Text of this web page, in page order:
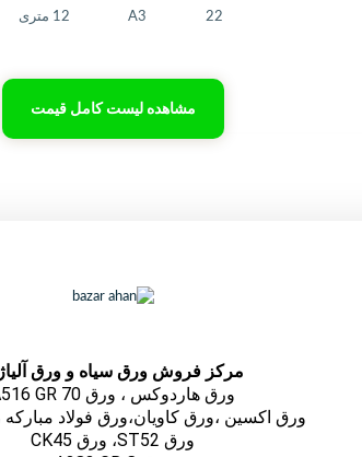
22
A3 12 متری
مشاهده لیست کامل قیمت
مركز فروش ورق سياه و ورق
ورق هاردوکس ، ورق A516 GR 70
ورق اكسين ،ورق كاويان،ورق فولاد مباركه
ورق ST52، ورق CK45